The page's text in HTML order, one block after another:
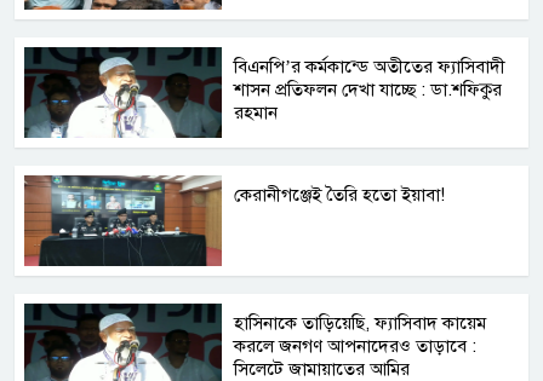
বিএনপি’র কর্মকান্ডে অতীতের ফ্যাসিবাদী
শাসন প্রতিফলন দেখা যাচ্ছে : ডা.শফিকুর
রহমান
কেরানীগঞ্জেই তৈরি হতো ইয়াবা!
হাসিনাকে তাড়িয়েছি, ফ্যাসিবাদ কায়েম
করলে জনগণ আপনাদেরও তাড়াবে :
সিলেটে জামায়াতের আমির